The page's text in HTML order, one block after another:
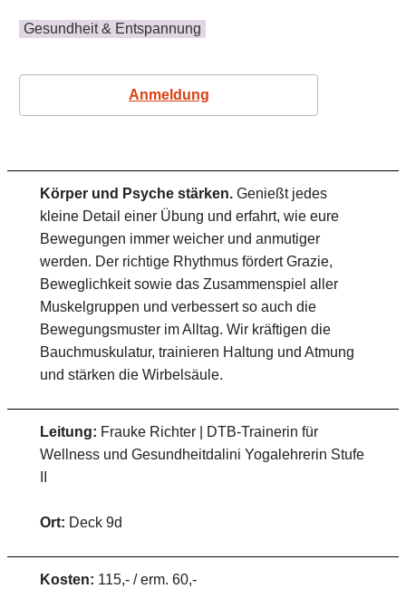
Gesundheit & Entspannung
Anmeldung
Körper und Psyche stärken. Genießt jedes
kleine Detail einer Übung und erfahrt, wie eure
Bewegungen immer weicher und anmutiger
werden. Der richtige Rhythmus fördert Grazie,
Beweglichkeit sowie das Zusammenspiel aller
Muskelgruppen und verbessert so auch die
Bewegungsmuster im Alltag. Wir kräftigen die
Bauchmuskulatur, trainieren Haltung und Atmung
und stärken die Wirbelsäule.
Leitung: Frauke Richter | DTB-Trainerin für
Wellness und Gesundheitdalini Yogalehrerin Stufe
Ort: Deck 9d
Kosten: 115,- / erm. 60,-